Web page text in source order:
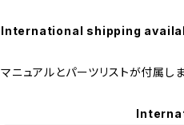
International shipping
マニュアルとパーツリストが付属しま